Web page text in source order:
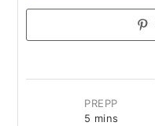
PREPP
5 mins